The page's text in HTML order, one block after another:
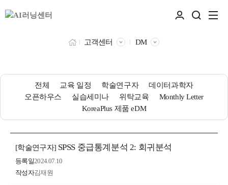
고객센터 DM
전체 교육 일정 학술연구자
데이터과학자
오픈하우스
실습세미나 위탁교육
Monthly Letter
KoreaPlus 제품 eDM
[학술연구자] SPSS 중급통계분석 2: 회귀분석
등록일2024.07.10
작성자김재원